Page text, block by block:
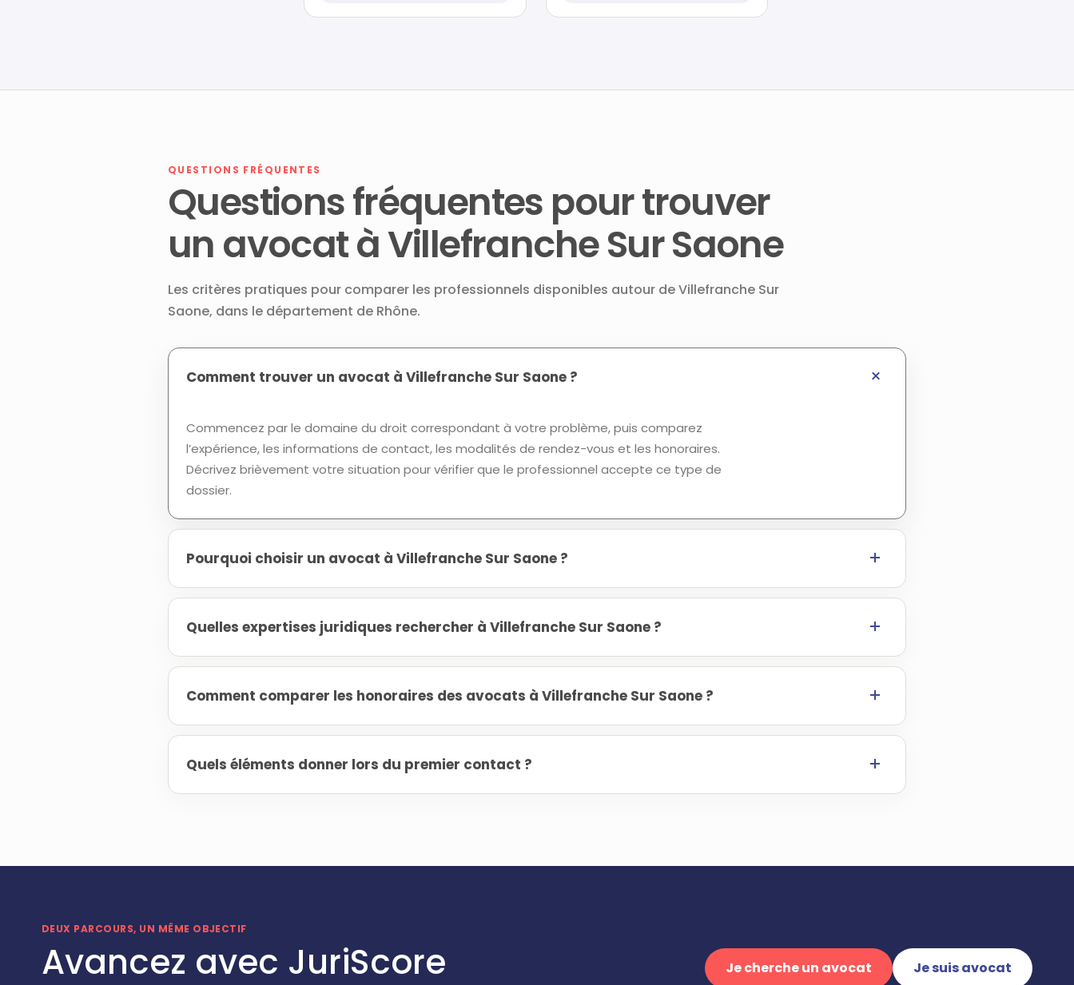
QUESTIONS FRÉQUENTES
Questions fréquentes pour trouver
un avocat à Villefranche Sur Saone
Les critères pratiques pour comparer les professionnels disponibles autour de Villefranche Sur
Saone, dans le département de Rhône.
Comment trouver un avocat à Villefranche Sur Saone ?
Commencez par le domaine du droit correspondant à votre problème, puis comparez
l’expérience, les informations de contact, les modalités de rendez-vous et les honoraires.
Décrivez brièvement votre situation pour vérifier que le professionnel accepte ce type de
dossier.
Pourquoi choisir un avocat à Villefranche Sur Saone ?
Quelles expertises juridiques rechercher à Villefranche Sur Saone ?
Comment comparer les honoraires des avocats à Villefranche Sur Saone ?
Quels éléments donner lors du premier contact ?
DEUX PARCOURS, UN MÊME OBJECTIF
Avancez avec JuriScore Je cherche un avocat Je suis avocat